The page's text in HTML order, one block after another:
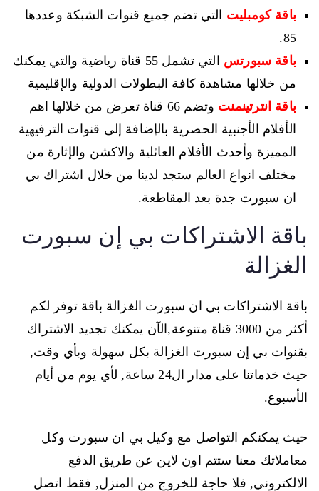
باقة كومبليت التي تضم جميع قنوات الشبكة وعددها
85.
باقة سبورتس
التي تشمل 55 قناة رياضية والتي يمكنك
من خلالها مشاهدة كافة البطولات الدولية والإقليمية
باقة انترتينمنت
وتضم 66 قناة تعرض من خلالها اهم
الأفلام الأجنبية الحصرية بالإضافة إلى قنوات الترفيهية
المميزة وأحدث الأفلام العائلية والاكشن والإثارة من
مختلف انواع العالم ستجد لدينا من خلال اشتراك بي
ان سبورت جدة بعد المقاطعة.
باقة الاشتراكات بي إن سبورت
الغزالة
باقة الاشتراكات بي ان سبورت الغزالة باقة توفر لكم
أكثر من 3000 قناة متنوعة,الآن يمكنك تجديد الاشتراك
بقنوات بي إن سبورت الغزالة بكل سهولة وبأي وقت,
حيث خدماتنا على مدار ال24 ساعة, لأي يوم من أيام
الأسبوع.
حيث يمكنكم التواصل مع وكيل بي ان سبورت وكل
معاملاتك معنا ستتم اون لاين عن طريق الدفع
الالكتروني, فلا حاجة للخروج من المنزل, فقط اتصل